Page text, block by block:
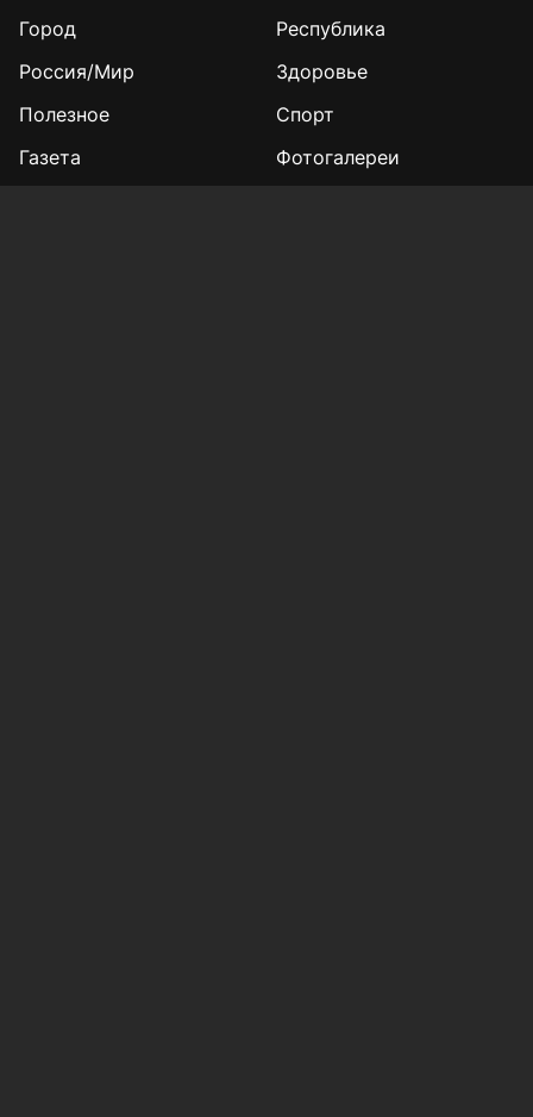
Город
Республика
Россия/Мир
Здоровье
Полезное
Спорт
Газета
Фотогалереи